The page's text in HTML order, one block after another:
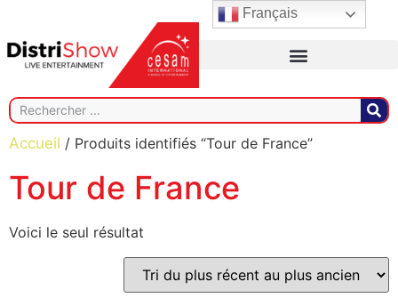
Accueil / Produits identifiés “Tour de France”
Tour de France
Voici le seul résultat
Français